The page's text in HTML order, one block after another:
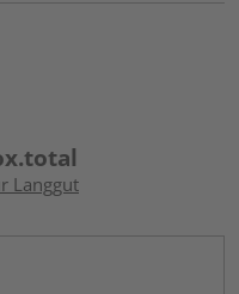
Langgut